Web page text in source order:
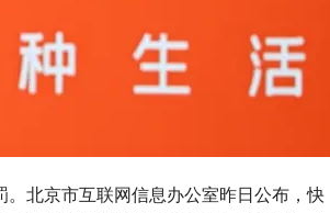
北京市互联网信息办公室昨日公布，快